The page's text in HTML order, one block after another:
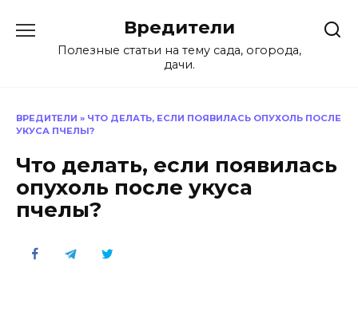
содержанию
Вредители
Полезные статьи на тему сада, огорода,
дачи.
ВРЕДИТЕЛИ » ЧТО ДЕЛАТЬ, ЕСЛИ ПОЯВИЛАСЬ ОПУХОЛЬ ПОСЛЕ
УКУСА ПЧЕЛЫ?
Что делать, если появилась
опухоль после укуса
пчелы?